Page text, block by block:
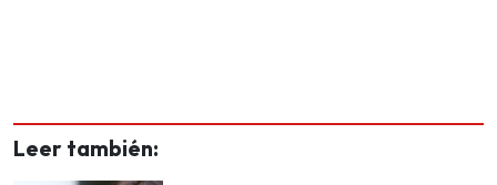
Leer también: